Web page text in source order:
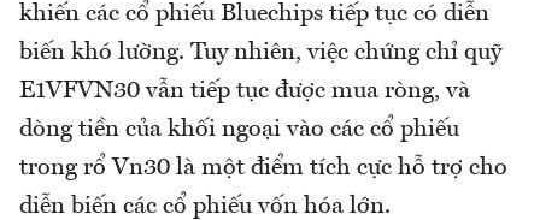
khiến các cổ phiếu Bluechips tiếp tục có diễn
biến khó lường. Tuy nhiên, việc chứng chỉ quỹ
E1VFVN30 vẫn tiếp tục được mua ròng, và
dòng tiền của khối ngoại vào các cổ phiếu
trong rổ Vn30 là một điểm tích cực hỗ trợ cho
diễn biến các cổ phiếu vốn hóa lớn.